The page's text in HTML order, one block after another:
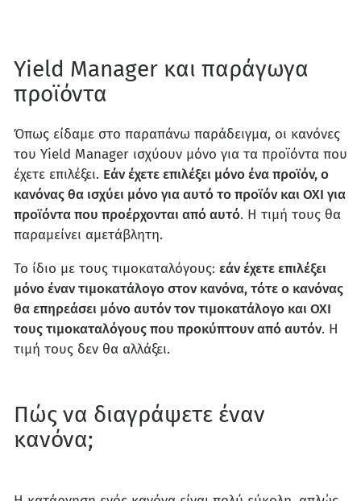
Yield Manager και παράγωγα
προϊόντα
Όπως είδαμε στο παραπάνω παράδειγμα, οι κανόνες
του Yield Manager ισχύουν μόνο για τα προϊόντα που
έχετε επιλέξει. Εάν έχετε επιλέξει μόνο ένα προϊόν, ο
κανόνας θα ισχύει μόνο για αυτό το προϊόν και ΟΧΙ για
προϊόντα που προέρχονται από αυτό. Η τιμή τους θα
παραμείνει αμετάβλητη.
Το ίδιο με τους τιμοκαταλόγους: εάν έχετε επιλέξει
μόνο έναν τιμοκατάλογο στον κανόνα, τότε ο κανόνας
θα επηρεάσει μόνο αυτόν τον τιμοκατάλογο και ΟΧΙ
τους τιμοκαταλόγους που προκύπτουν από αυτόν. Η
τιμή τους δεν θα αλλάξει.
Πώς να διαγράψετε έναν
κανόνα;